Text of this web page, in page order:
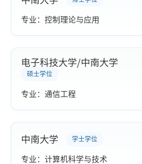
专业：控制理论与应用
电子科技大学/中南大学
硕士学位
专业：通信工程
中南大学 学士学位
专业：计算机科学与技术